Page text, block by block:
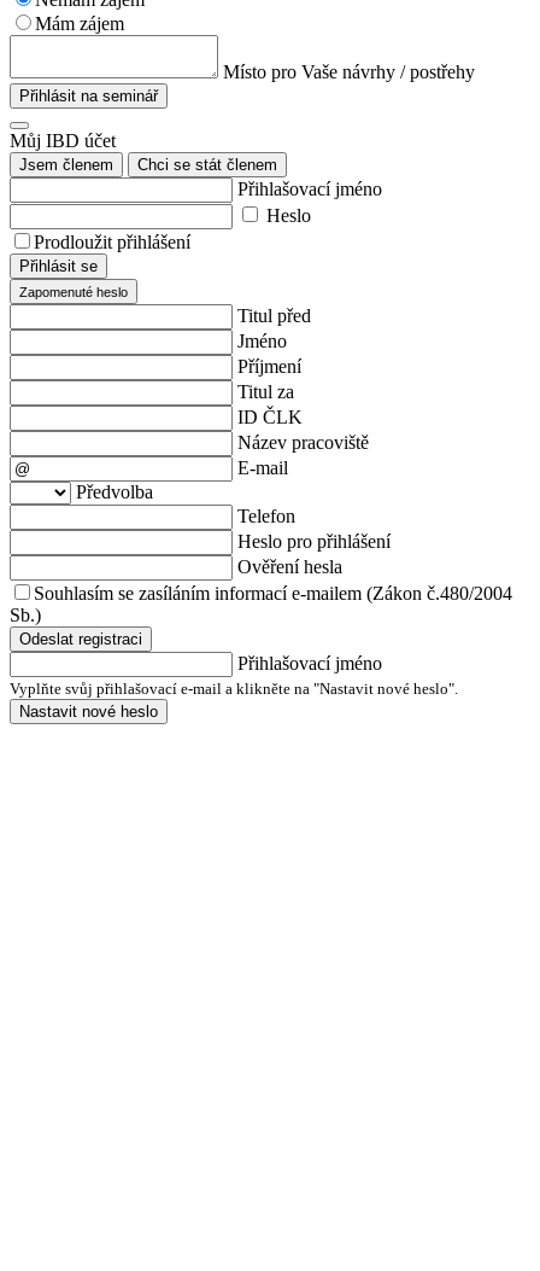
Mám zájem
Místo pro Vaše návrhy / postřehy
Přihlásit na seminář
Můj IBD účet
Jsem členem Chci se stát členem
Přihlašovací jméno
Heslo
Prodloužit přihlášení
Přihlásit se
Zapomenuté heslo
Titul před
Jméno
Příjmení
Titul za
ID ČLK
Název pracoviště
E-mail
Předvolba
Telefon
Heslo pro přihlášení
Ověření hesla
Souhlasím se zasíláním informací e-mailem (Zákon č.480/2004
Sb.)
Odeslat registraci
Přihlašovací jméno
Vyplňte svůj přihlašovací e-mail a klikněte na "Nastavit nové heslo".
Nastavit nové heslo